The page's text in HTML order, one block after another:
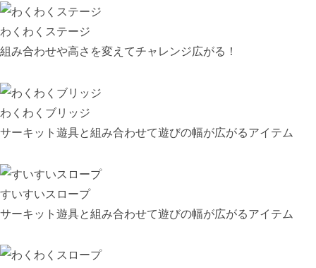
わくわくステージ
組み合わせや高さを変えてチャレンジ広がる！
わくわくブリッジ
サーキット遊具と組み合わせて遊びの幅が広がるアイテム
すいすいスロープ
サーキット遊具と組み合わせて遊びの幅が広がるアイテム